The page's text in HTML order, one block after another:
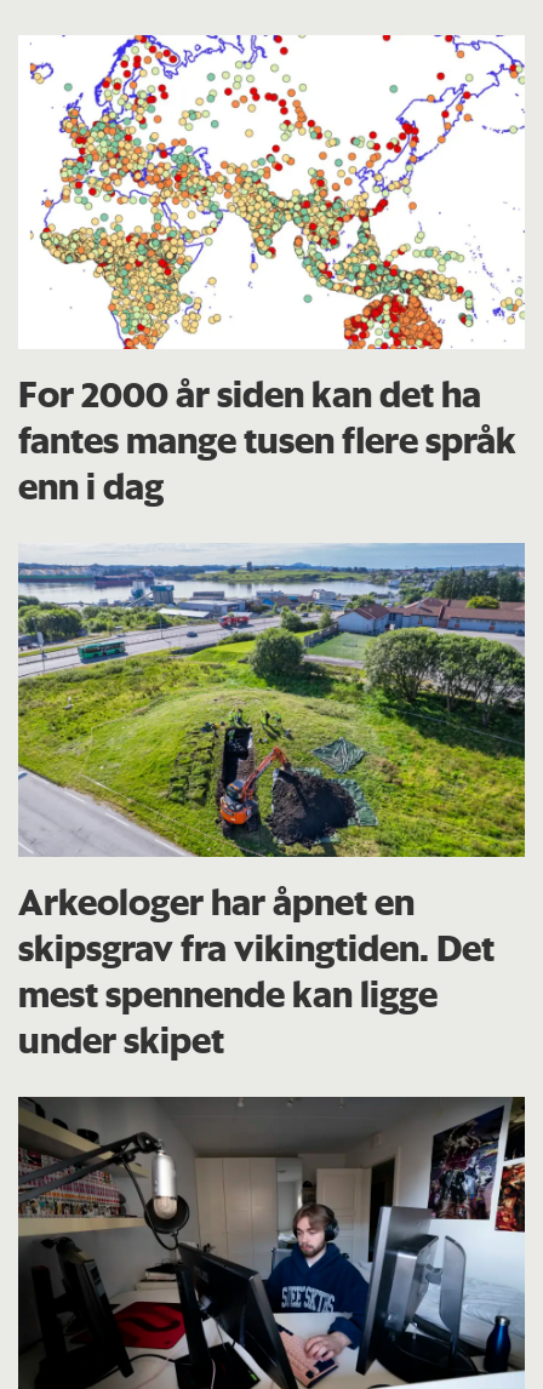
For 2000 år siden kan det ha
fantes mange tusen flere språk
enn i dag
Arkeologer har åpnet en
skipsgrav fra vikingtiden. Det
mest spennende kan ligge
under skipet